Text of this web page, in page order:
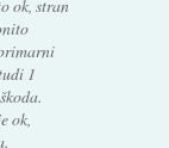
ok, stran
1
ok,